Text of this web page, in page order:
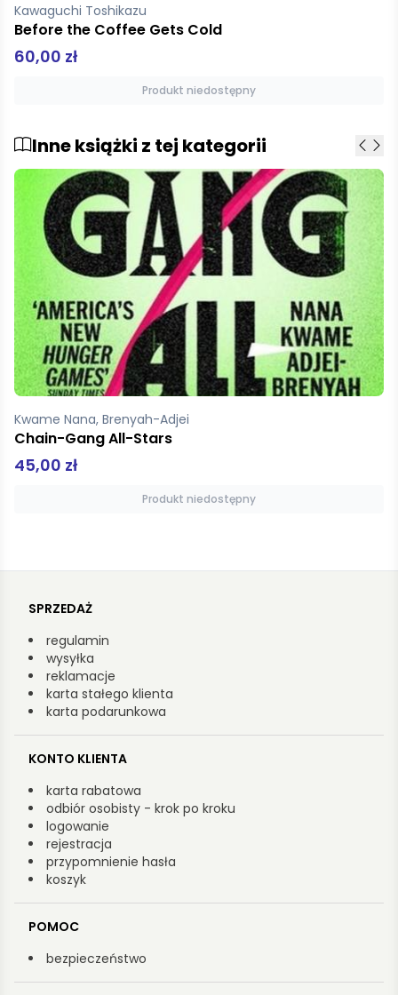
Kawaguchi Toshikazu
Before the Coffee Gets Cold
60,00 zł
Produkt niedostępny
Inne książki z tej kategorii
Kwame Nana, Brenyah-Adjei
Chain-Gang All-Stars
45,00 zł
Produkt niedostępny
SPRZEDAŻ
regulamin
wysyłka
reklamacje
karta stałego klienta
karta podarunkowa
KONTO KLIENTA
karta rabatowa
odbiór osobisty - krok po kroku
logowanie
rejestracja
przypomnienie hasła
koszyk
POMOC
bezpieczeństwo